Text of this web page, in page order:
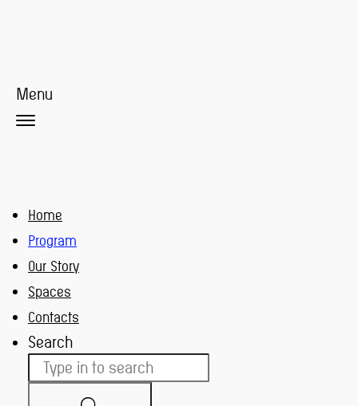
Menu
Home
Program
Our Story
Spaces
Contacts
Search